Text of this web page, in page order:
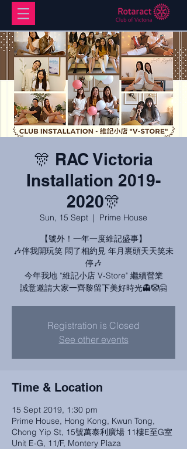
🎊 RAC Victoria
Installation 2019-
2020🎊
Sun, 15 Sept
  |
Prime House
【號外！一年一度維記盛事】
🎶伴我開玩笑 悶了相約見 年月裏頭天天笑未
停🎶
今年我地 “維記小店 V-Store" 繼續營業
誠意邀請大家一齊黎留下美好時光👻🤡🤗
Registration is Closed
See other events
Time & Location
15 Sept 2019, 1:30 pm
Prime House, Hong Kong, Kwun Tong,
Chong Yip St, 15號萬泰利廣場 11樓E至G室
Unit E-G, 11/F, Montery Plaza